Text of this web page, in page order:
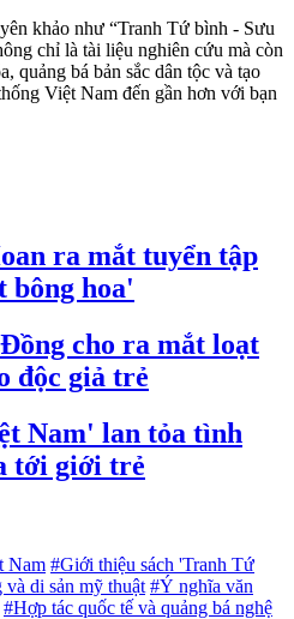
khảo như “Tranh Tứ bình - Sưu
chỉ là tài liệu nghiên cứu mà còn
quảng bá bản sắc dân tộc và tạo
Việt Nam đến gần hơn với bạn
ra mắt tuyển tập
bông hoa'
cho ra mắt loạt
độc giả trẻ
Nam' lan tỏa tình
tới giới trẻ
Nam #Giới thiệu sách 'Tranh Tứ
di sản mỹ thuật #Ý nghĩa văn
#Hợp tác quốc tế và quảng bá nghệ